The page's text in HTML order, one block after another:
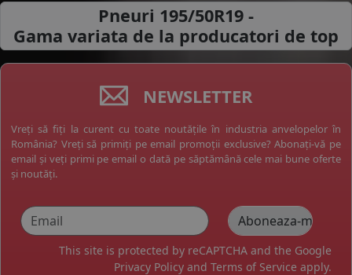
Pneuri 195/50R19 -
Gama variata de la producatori de top
NEWSLETTER
Vreți să fiți la curent cu toate noutățile în industria anvelopelor în
România? Vreți să primiți pe email promoții exclusive? Abonați-vă pe
email și veți primi pe email o dată pe săptămână cele mai bune oferte
și noutăți.
This site is protected by reCAPTCHA and the Google
Privacy Policy and Terms of Service apply.